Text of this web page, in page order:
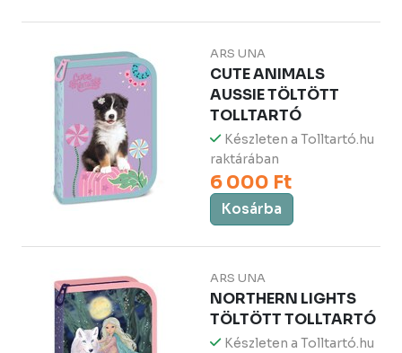
ARS UNA
CUTE ANIMALS
AUSSIE TÖLTÖTT
TOLLTARTÓ
Készleten a Tolltartó.hu
raktárában
6 000 Ft
Kosárba
ARS UNA
NORTHERN LIGHTS
TÖLTÖTT TOLLTARTÓ
Készleten a Tolltartó.hu